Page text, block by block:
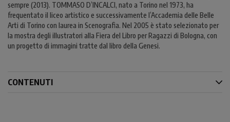
sempre (2013). TOMMASO D’INCALCI, nato a Torino nel 1973, ha
frequentato il liceo artistico e successivamente l’Accademia delle Belle
Arti di Torino con laurea in Scenografia. Nel 2005 è stato selezionato per
la mostra degli illustratori alla Fiera del Libro per Ragazzi di Bologna, con
un progetto di immagini tratte dal libro della Genesi.
CONTENUTI